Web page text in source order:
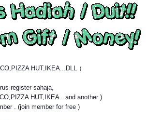
HUT,IKEA...DLL ）
register sahaja,
HUT,IKEA...and another )
. (join member for free )